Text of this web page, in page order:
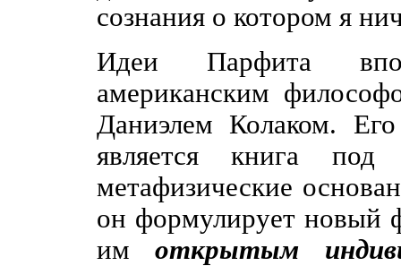
сознания о котором я
Идеи Парфита
американским
Даниэлем Колаком.
является книга
метафизические
он формулирует новый
имоткрытым